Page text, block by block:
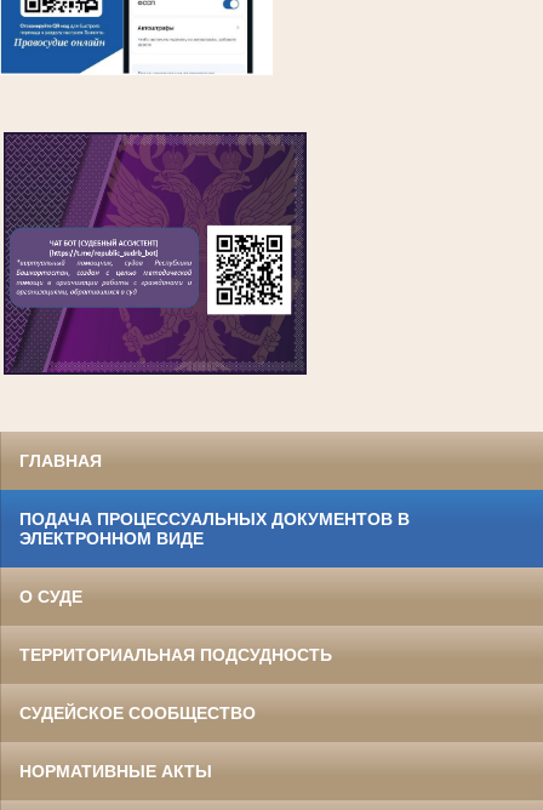
ГЛАВНАЯ
ПОДАЧА ПРОЦЕССУАЛЬНЫХ ДОКУМЕНТОВ В
ЭЛЕКТРОННОМ ВИДЕ
О СУДЕ
ТЕРРИТОРИАЛЬНАЯ ПОДСУДНОСТЬ
СУДЕЙСКОЕ СООБЩЕСТВО
НОРМАТИВНЫЕ АКТЫ